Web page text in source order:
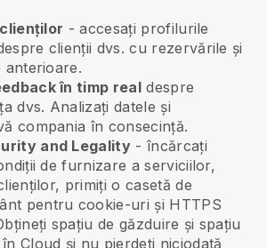
- accesați profilurile
clienții dvs. cu rezervările și
anterioare.
în timp real despre
dvs. Analizați datele și
compania în consecință.
and Legality - încărcați
de furnizare a serviciilor,
primiți o casetă de
pentru cookie-uri și HTTPS
spațiu de găzduire și spațiu
Cloud și nu pierdeți niciodată